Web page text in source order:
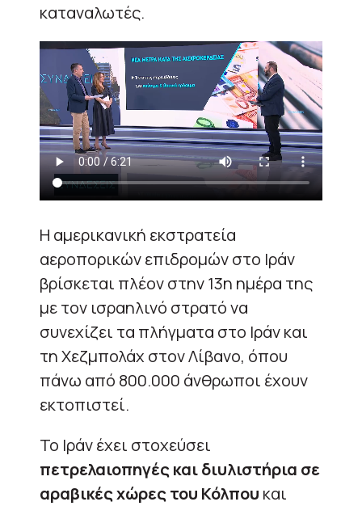
καταναλωτές.
Η αμερικανική εκστρατεία
αεροπορικών επιδρομών στο Ιράν
βρίσκεται πλέον στην 13η ημέρα της
με τον ισραηλινό στρατό να
συνεχίζει τα πλήγματα στο Ιράν και
τη Χεζμπολάχ στον Λίβανο, όπου
πάνω από 800.000 άνθρωποι έχουν
εκτοπιστεί.
Το Ιράν έχει στοχεύσει
πετρελαιοπηγές και διυλιστήρια σε
αραβικές χώρες του Κόλπου και